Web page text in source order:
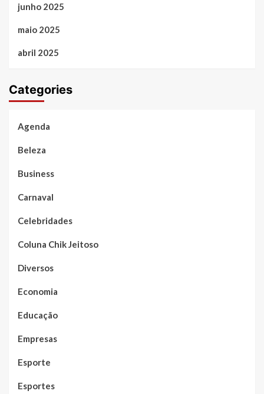
junho 2025
maio 2025
abril 2025
Categories
Agenda
Beleza
Business
Carnaval
Celebridades
Coluna Chik Jeitoso
Diversos
Economia
Educação
Empresas
Esporte
Esportes